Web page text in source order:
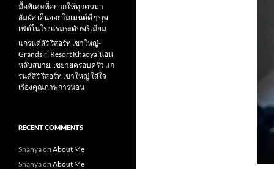
มื้อพิเศษที่อยากให้ทุกคนมา
สัมผัส เอ็นจอยโมเมนต์ดี ๆ บุพ
เฟ่ต์ในโรงแรมระดับพรีเมียม
แกรนด์สิริ​ รีสอร์ท​ เขาใหญ่​-
Grandsiri​ Resort​ Khaoyaiนอน
หลับสบาย…ขยายครอบครัว แก
รนด์สิริ รีสอร์ท เขาใหญ่ ใส่ใจ
เรื่องคุณภาพการนอน
RECENT COMMENTS
Shanyaon About Me
Shanyaon About Me